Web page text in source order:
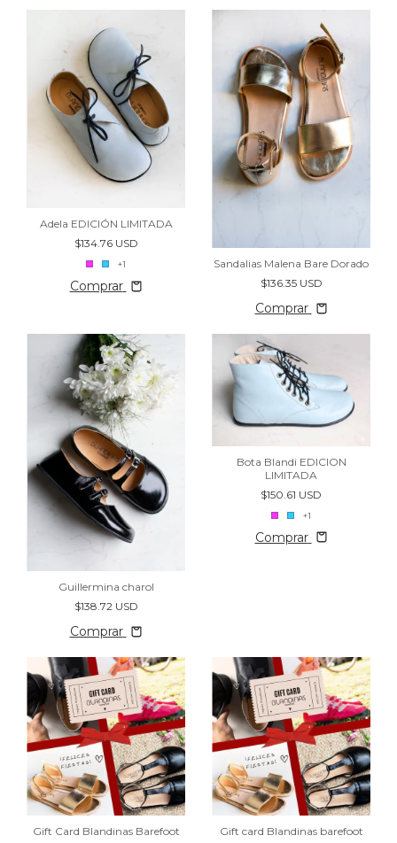
Adela EDICIÓN LIMITADA
$134.76 USD
+1
Comprar
Sandalias Malena Bare Dorado
$136.35 USD
Comprar
Guillermina charol
$138.72 USD
Comprar
Bota Blandi EDICION
LIMITADA
$150.61 USD
+1
Comprar
Gift Card Blandinas Barefoot
Gift card Blandinas barefoot